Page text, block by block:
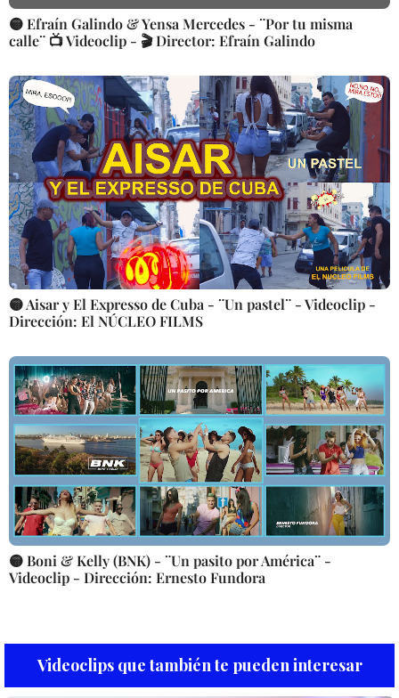
🟡 Efraín Galindo & Yensa Mercedes - ¨Por tu misma
calle¨ 📺 Videoclip - 🎬 Director: Efraín Galindo
🟡 Aisar y El Expresso de Cuba - ¨Un pastel¨ - Videoclip -
Dirección: El NÚCLEO FILMS
🟡 Boni & Kelly (BNK) - ¨Un pasito por América¨ -
Videoclip - Dirección: Ernesto Fundora
Videoclips que también te pueden interesar